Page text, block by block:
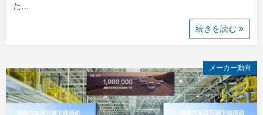
た…
続きを読む
メーカー動向